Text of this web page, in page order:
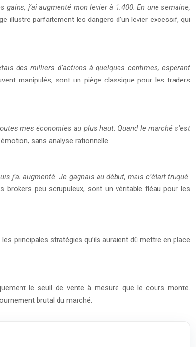
gains, j’ai augmenté mon levier à 1:400. En une semaine,
illustre parfaitement les dangers d’un levier excessif, qui
des milliers d’actions à quelques centimes, espérant
manipulés, sont un piège classique pour les traders
mes économies au plus haut. Quand le marché s’est
sans analyse rationnelle.
j’ai augmenté. Je gagnais au début, mais c’était truqué.
brokers peu scrupuleux, sont un véritable fléau pour les
principales stratégies qu’ils auraient dû mettre en place
le seuil de vente à mesure que le cours monte.
brutal du marché.